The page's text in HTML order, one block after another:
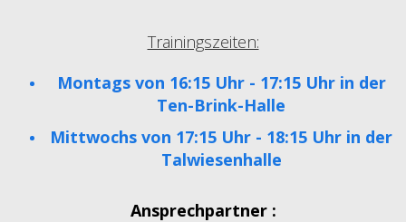
Trainingszeiten:
Montags von 16:15 Uhr - 17:15 Uhr in der
Ten-Brink-Halle
Mittwochs von 17:15 Uhr - 18:15 Uhr in der
Talwiesenhalle
Ansprechpartner :